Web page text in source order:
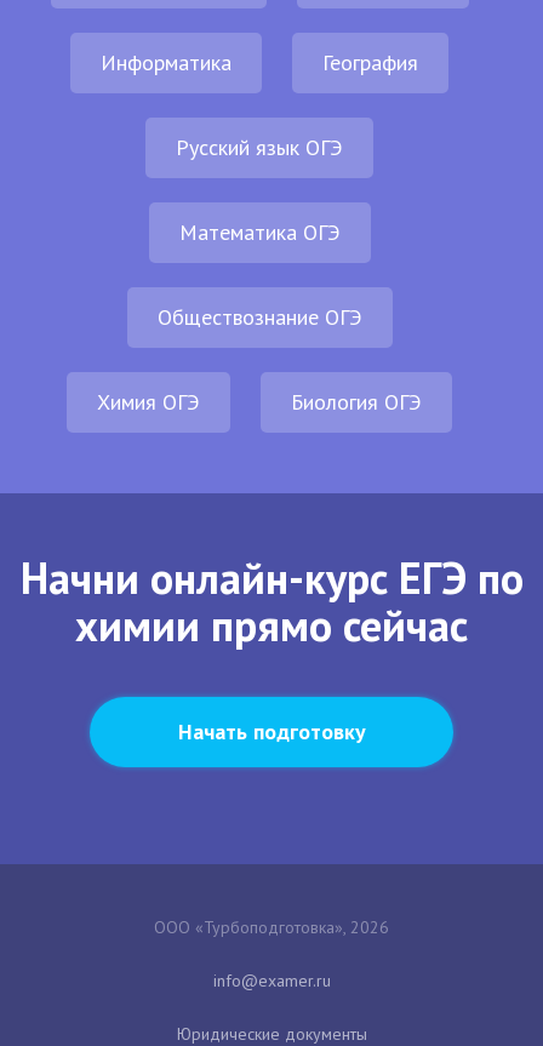
Информатика География
Русский язык ОГЭ
Математика ОГЭ
Обществознание ОГЭ
Химия ОГЭ Биология ОГЭ
Начни онлайн-курс ЕГЭ по
химии прямо сейчас
Начать подготовку
ООО «Турбоподготовка», 2026
Юридические документы